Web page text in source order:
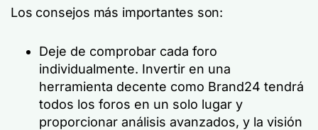
Los consejos más importantes son:
Deje de comprobar cada foro
individualmente. Invertir en una
herramienta decente como Brand24 tendrá
todos los foros en un solo lugar y
proporcionar análisis avanzados, y la visión